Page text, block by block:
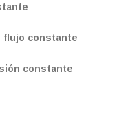
flujo constante
constante